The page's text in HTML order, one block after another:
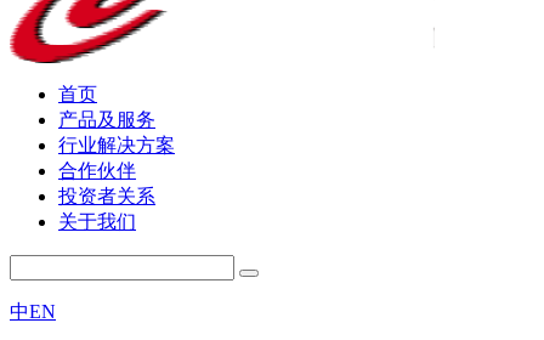
首页
产品及服务
行业解决方案
合作伙伴
投资者关系
关于我们
中EN